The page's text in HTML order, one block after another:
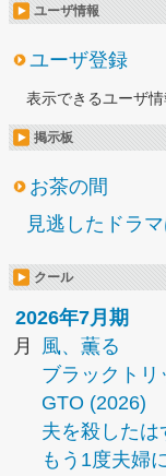
ユーザ情報
ユーザ登録
表示できるユーザ情
掲示板
お茶の間
見逃したドラ
クール
2026年7月期
月
風、薫る
ブラックトリ
GTO (2026)
夫を殺したは
もう1度夫婦